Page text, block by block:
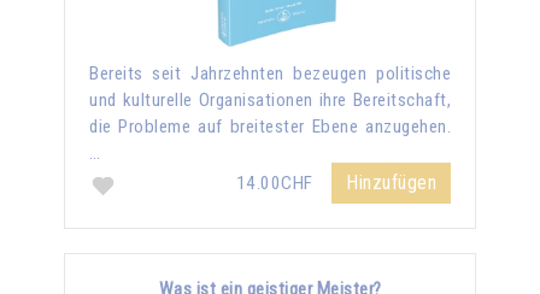
Bereits seit Jahrzehnten bezeugen politische
und kulturelle Organisationen ihre Bereitschaft,
die Probleme auf breitester Ebene anzugehen.
…
14.00CHF
Hinzufügen
Was ist ein geistiger Meister?